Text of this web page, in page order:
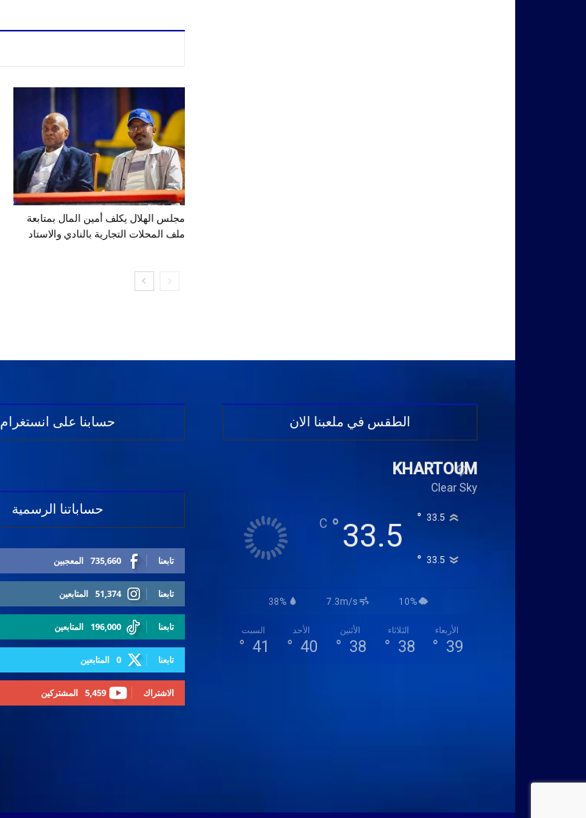
مجلس الهلال يكلف أمين المال بمتابعة
ملف المحلات التجارية بالنادي والاستاد
حسابنا على انستغرام
حساباتنا الرسمية
735,660 المعجبين تابعنا
51,374 المتابعين تابعنا
196,000 المتابعين تابعنا
0 المتابعين تابعنا
5,459 المشتركين الاشتراك
الطقس في ملعبنا الان
KHARTOUM
Clear Sky
33.5
°
C 33.5
°
33.5
°
38% 7.3m/s 10%
السبت
41
°
الأحد
40
°
الأثنين
38
°
الثلاثاء
38
°
الأربعاء
39
°